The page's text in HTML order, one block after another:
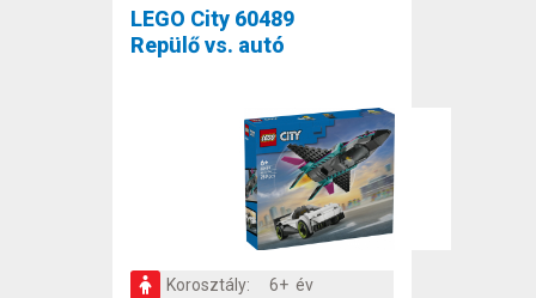
LEGO City 60489
Repülő vs. autó
Korosztály:
6+ év